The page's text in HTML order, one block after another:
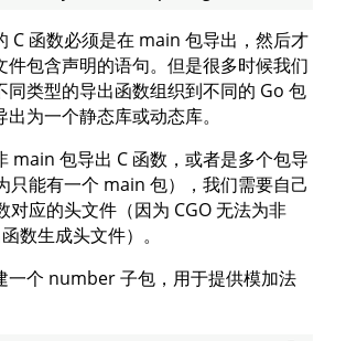
C 函数必须是在 main 包导出，然后才
件包含声明的语句。但是很多时候我们
同类型的导出函数组织到不同的 Go 包
为一个静态库或动态库。
main 包导出 C 函数，或者是多个包导
只能有一个 main 包），我们需要自己
对应的头文件（因为 CGO 无法为非
数生成头文件）。
一个 number 子包，用于提供模加法